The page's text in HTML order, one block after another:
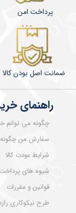
راهنمای
چگونه می توانم
سفارش من
شرایط عودت کالا
شیوه های
قوانین و مقررات
طرح نیکوکاری
ضمانت اصل بودن کالا
پرداخت امن